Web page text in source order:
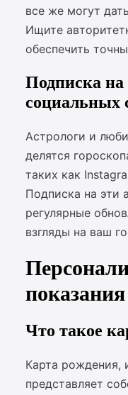
все же могут
Ищите
обеспечить
Подписка
социальных
Астрологи и
делятся
таких как
Подписка на эти
регулярные
взгляды на ваш
Что такое
Карта рождения,
представляет